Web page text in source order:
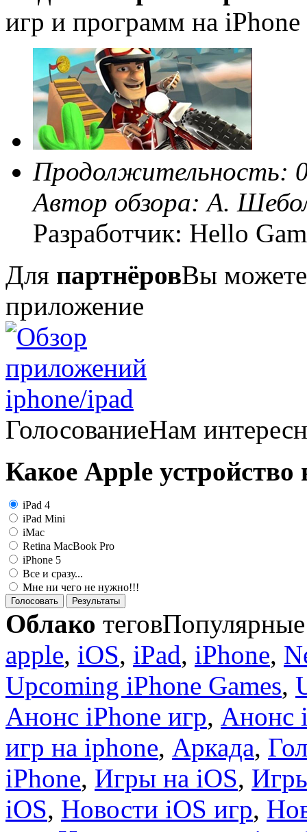
игр и программ на
Продолжительность:
Автор обзора:А.
Разработчик: Hello
Для партнёровВы можете
приложение
ГолосованиеНам
Какое Apple устройство
iPad 4
iPad Mini
iMac
Retina MacBook Pro
iPhone 5
Все и сразу...
Мне ни чего не нужно!!!
Голосовать Результаты
Облако теговПопулярные
apple, iOS, iPad, iPhone,
Upcoming iPhone Games,
Анонс iPhone игр, Анонс
игр на iphone, Аркада,
iPhone, Игры на iOS,
iOS, Новости iOS игр,